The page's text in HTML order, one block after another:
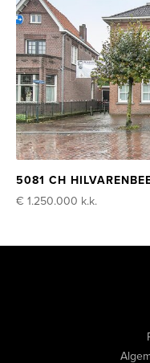
5081 CH
€ 1.250.000 k.k.